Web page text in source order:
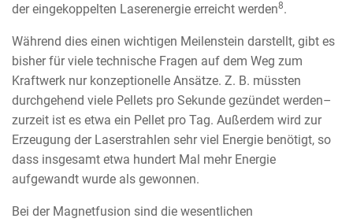
der eingekoppelten Laserenergie erreicht werden8.
Während dies einen wichtigen Meilenstein darstellt, gibt es
bisher für viele technische Fragen auf dem Weg zum
Kraftwerk nur konzeptionelle Ansätze. Z. B. müssten
durchgehend viele Pellets pro Sekunde gezündet werden–
zurzeit ist es etwa ein Pellet pro Tag. Außerdem wird zur
Erzeugung der Laserstrahlen sehr viel Energie benötigt, so
dass insgesamt etwa hundert Mal mehr Energie
aufgewandt wurde als gewonnen.
Bei der Magnetfusion sind die wesentlichen